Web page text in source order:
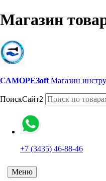
Магазин
САМОРЕЗoff Магазин
ПоискСайт2
+7 (3435) 46-88-46
Меню